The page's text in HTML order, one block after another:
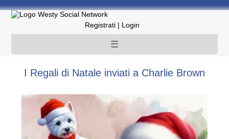
Registrati| Login
☰
I Regali di Natale inviati a Charlie Brown